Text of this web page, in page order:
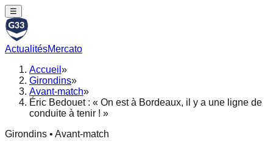
☰
ActualitésMercato
Accueil »
Girondins»
Avant-match»
Éric Bedouet : « On est à Bordeaux, il y a une ligne de
conduite à tenir ! »
Girondins • Avant-match